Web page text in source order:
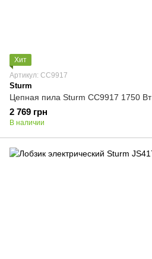
Хит
Артикул: CC9917
Sturm
Цепная пила Sturm CC9917 1750 Вт
2 769 грн
В наличии